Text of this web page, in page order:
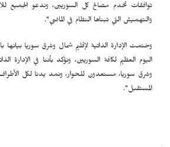
توافقات تخدم مصالح كل السوريين، وندعو الجميع
والتهميش التي تبناها النظام في الماضي".
وختمت الإدارة الذاتية لإقليم شمال وشرق سوريا
اليوم العظيم لكافة السوريين، ونؤكد بأننا في الإدارة
وشرق سوريا، مستعدون للحوار، ونمد يدنا لكل
المستقبل".